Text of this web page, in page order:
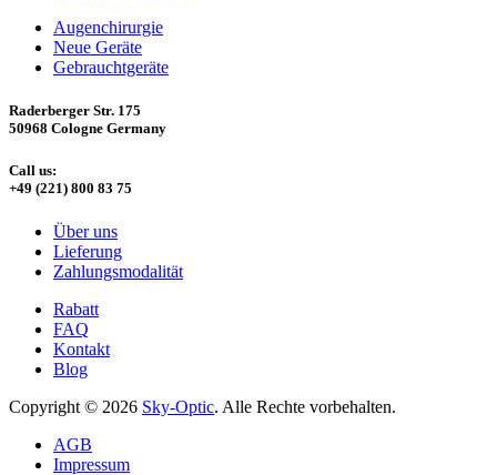
Augenchirurgie
Neue Geräte
Gebrauchtgeräte
Raderberger Str. 175
50968 Cologne Germany
Call us:
+49 (221) 800 83 75
Über uns
Lieferung
Zahlungsmodalität
Rabatt
FAQ
Kontakt
Blog
Copyright © 2026 Sky-Optic. Alle Rechte vorbehalten.
AGB
Impressum